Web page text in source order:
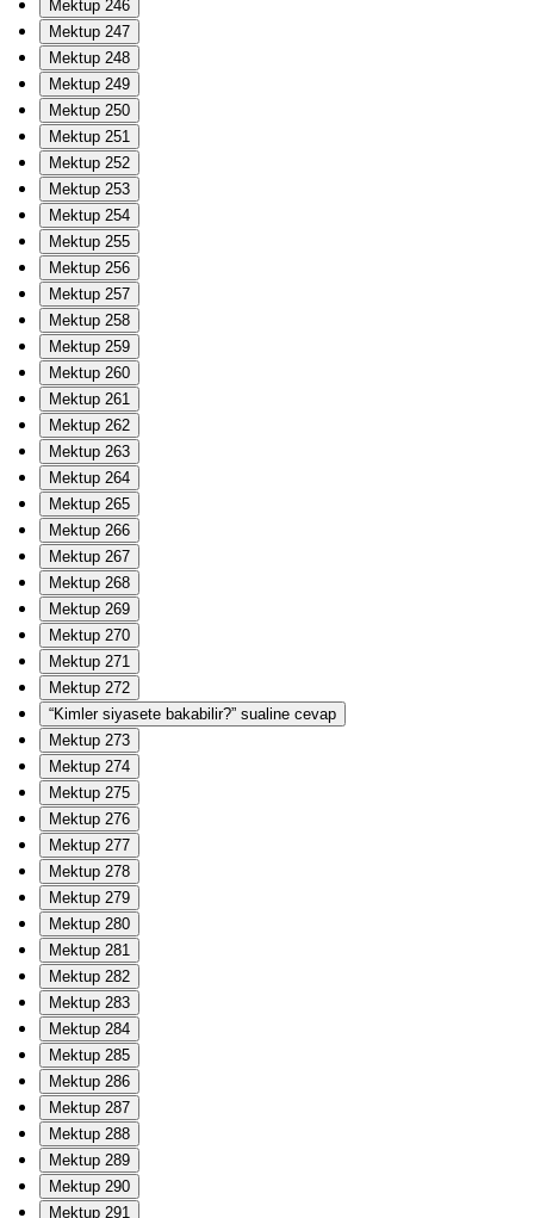
Mektup 246
Mektup 247
Mektup 248
Mektup 249
Mektup 250
Mektup 251
Mektup 252
Mektup 253
Mektup 254
Mektup 255
Mektup 256
Mektup 257
Mektup 258
Mektup 259
Mektup 260
Mektup 261
Mektup 262
Mektup 263
Mektup 264
Mektup 265
Mektup 266
Mektup 267
Mektup 268
Mektup 269
Mektup 270
Mektup 271
Mektup 272
“Kimler siyasete bakabilir?” sualine cevap
Mektup 273
Mektup 274
Mektup 275
Mektup 276
Mektup 277
Mektup 278
Mektup 279
Mektup 280
Mektup 281
Mektup 282
Mektup 283
Mektup 284
Mektup 285
Mektup 286
Mektup 287
Mektup 288
Mektup 289
Mektup 290
Mektup 291